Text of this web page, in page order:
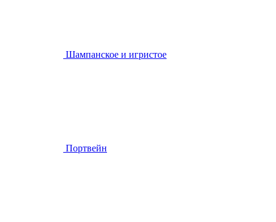
Шампанское и игристое
Портвейн